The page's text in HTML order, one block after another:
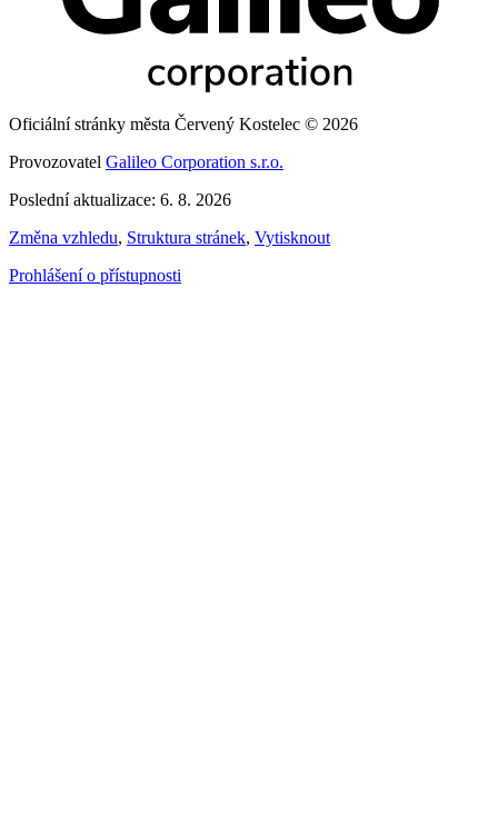
Oficiální stránky města Červený Kostelec © 2026
Provozovatel Galileo Corporation s.r.o.
Poslední aktualizace: 6. 8. 2026
Změna vzhledu, Struktura stránek, Vytisknout
Prohlášení o přístupnosti